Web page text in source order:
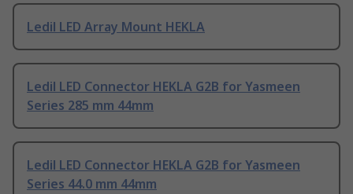
Ledil LED Array Mount HEKLA
Ledil LED Connector HEKLA G2B for Yasmeen
Series 285 mm 44mm
Ledil LED Connector HEKLA G2B for Yasmeen
Series 44.0 mm 44mm